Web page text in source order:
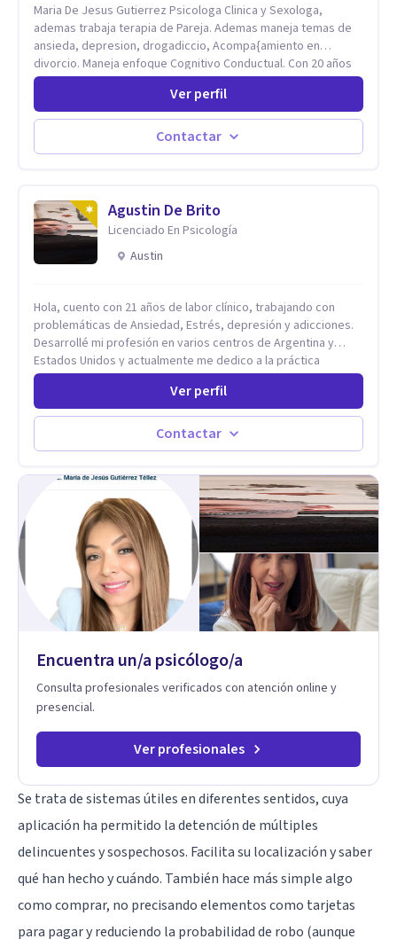
Maria De Jesus Gutierrez Psicologa Clinica y Sexologa,
ademas trabaja terapia de Pareja. Ademas maneja temas de
ansieda, depresion, drogadiccio, Acompa{amiento en
divorcio. Maneja enfoque Cognitivo Conductual. Con 20 años
de experiencia, constantemente capacitandose en las
diferntes areas de la Salud Mental.
Ver perfil
Contactar
Agustin De Brito
Licenciado En Psicología
Austin
Hola, cuento con 21 años de labor clínico, trabajando con
problemáticas de Ansiedad, Estrés, depresión y adicciones.
Desarrollé mi profesión en varios centros de Argentina y
Estados Unidos y actualmente me dedico a la práctica
privada. Utilizo terapias cognitivas conductuales basadas en
evidencia científica con comprobados resultados. Los
objetivos terapéuticos están centrados en brindar
herramientas concretas para el cambio, que permitan
desarrollar nuevas habilidades y estrategias basadas en la
Ver perfil
Contactar
Encuentra un/a psicólogo/a
Consulta profesionales verificados con atención online y
presencial.
Ver profesionales
Se trata de sistemas útiles en diferentes sentidos, cuya
aplicación ha permitido la detención de múltiples
delincuentes y sospechosos. Facilita su localización y saber
qué han hecho y cuándo. También hace más simple algo
como comprar, no precisando elementos como tarjetas
para pagar y reduciendo la probabilidad de robo (aunque